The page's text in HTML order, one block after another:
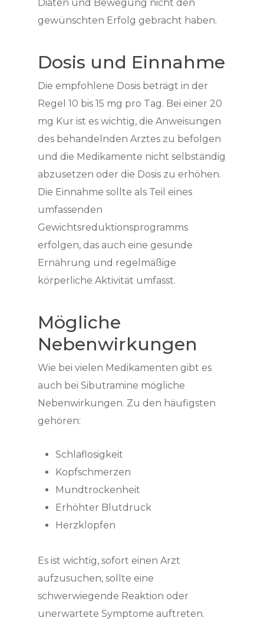
Diäten und Bewegung nicht den
gewünschten Erfolg gebracht haben.
Dosis und Einnahme
Die empfohlene Dosis beträgt in der
Regel 10 bis 15 mg pro Tag. Bei einer 20
mg Kur ist es wichtig, die Anweisungen
des behandelnden Arztes zu befolgen
und die Medikamente nicht selbständig
abzusetzen oder die Dosis zu erhöhen.
Die Einnahme sollte als Teil eines
umfassenden
Gewichtsreduktionsprogramms
erfolgen, das auch eine gesunde
Ernährung und regelmäßige
körperliche Aktivität umfasst.
Mögliche
Nebenwirkungen
Wie bei vielen Medikamenten gibt es
auch bei Sibutramine mögliche
Nebenwirkungen. Zu den häufigsten
gehören:
Schlaflosigkeit
Kopfschmerzen
Mundtrockenheit
Erhöhter Blutdruck
Herzklopfen
Es ist wichtig, sofort einen Arzt
aufzusuchen, sollte eine
schwerwiegende Reaktion oder
unerwartete Symptome auftreten.